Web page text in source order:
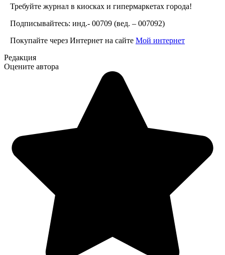
Требуйте журнал в киосках и гипермаркетах города!
Подписывайтесь: инд.- 00709 (вед. – 007092)
Покупайте через Интернет на сайте Мой интернет
Редакция
Оцените автора